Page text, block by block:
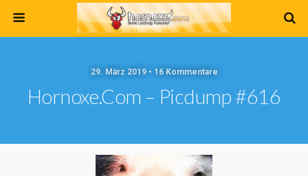
29. März 2019 • 16 Kommentare
Hornoxe.com – Picdump #616